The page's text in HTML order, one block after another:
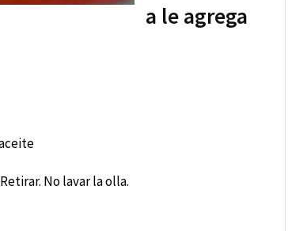
a le agrega
No lavar la olla.